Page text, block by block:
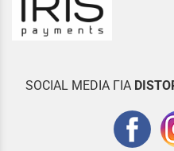
SOCIAL MEDIA ΓΙΑ